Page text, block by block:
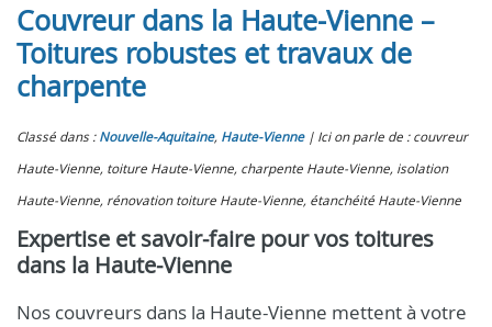
Couvreur dans la Haute-Vienne –
Toitures robustes et travaux de
charpente
Classé dans : Nouvelle-Aquitaine, Haute-Vienne
Ici on parle de : couvreur
Haute-Vienne, toiture Haute-Vienne, charpente Haute-Vienne, isolation
Haute-Vienne, rénovation toiture Haute-Vienne, étanchéité Haute-Vienne
Expertise et savoir-faire pour vos toitures
dans la Haute-Vienne
Nos couvreurs dans la Haute-Vienne mettent à votre